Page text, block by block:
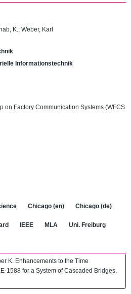
K.; Weber, Karl
Informationstechnik
on Factory Communication Systems (WFCS
Chicago (en) Chicago (de)
IEEE MLA Uni. Freiburg
K. Enhancements to the Time
1588 for a System of Cascaded Bridges.